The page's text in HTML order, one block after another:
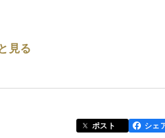
ねぎ本来の辛味・旨味・甘味
見る
ポスト シェ